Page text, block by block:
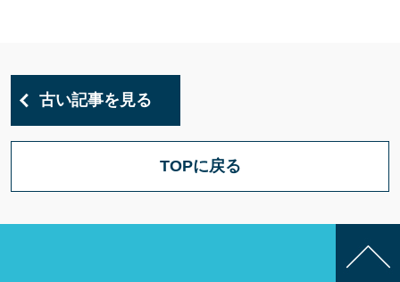
古い記事を見る
TOPに戻る